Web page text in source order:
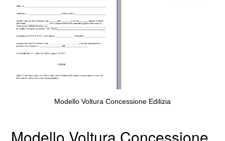
Modello Voltura Concessione Edilizia
Modello Voltura Concessione